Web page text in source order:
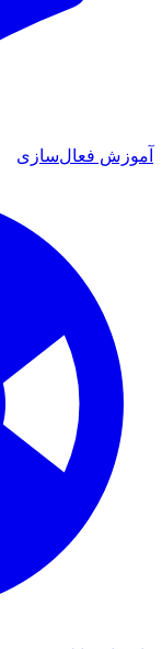
آموزش فعال‌سازی